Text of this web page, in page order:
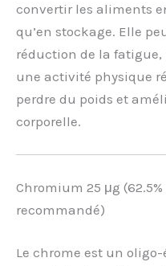
convertir les aliments
qu’en stockage. Elle
réduction de la
une activité physique
perdre du poids et
corporelle.
Chromium 25 μg
recommandé)
Le chrome est un